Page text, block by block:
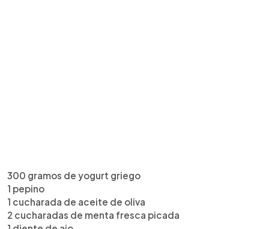
300 gramos de yogurt griego
1 pepino
1 cucharada de aceite de oliva
2 cucharadas de menta fresca picada